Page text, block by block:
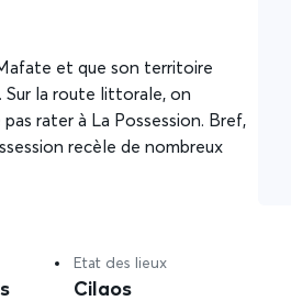
et que son territoire
Sur la route littorale, on
rater à La Possession. Bref,
recèle de nombreux
Etat des lieux
Cilaos